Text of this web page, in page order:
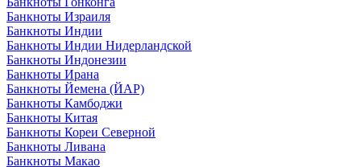
Банкноты Израиля
Банкноты Индии
Банкноты Индии Нидерландской
Банкноты Индонезии
Банкноты Ирана
Банкноты Йемена (ЙАР)
Банкноты Камбоджи
Банкноты Китая
Банкноты Кореи Северной
Банкноты Ливана
Банкноты Макао